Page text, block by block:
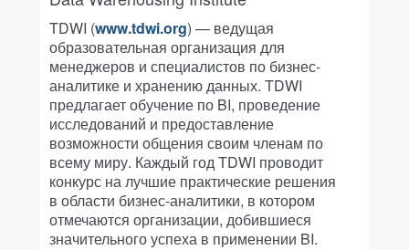
TDWI (www.tdwi.org) — ведущая
образовательная организация для
менеджеров и специалистов по бизнес-
аналитике и хранению данных. TDWI
предлагает обучение по BI, проведение
исследований и предоставление
возможности общения своим членам по
всему миру. Каждый год TDWI проводит
конкурс на лучшие практические решения
в области бизнес-аналитики, в котором
отмечаются организации, добившиеся
значительного успеха в применении BI.